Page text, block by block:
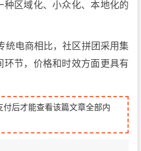
区域化、小众化、本地化的
统电商相比，社区拼团采用集
环节，价格和时效方面更具有
后才能查看该篇文章全部内